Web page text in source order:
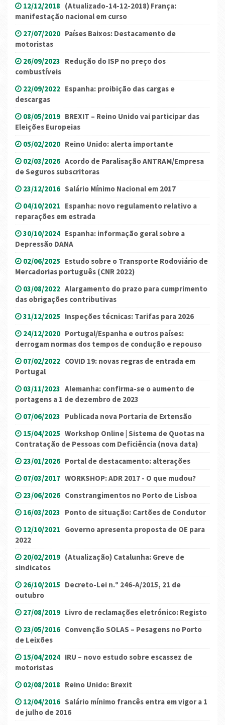
12/12/2018 (Atualizado-14-12-2018) França:
manifestação nacional em curso
27/07/2020 Países Baixos: Destacamento de
motoristas
26/09/2023 Redução do ISP no preço dos
combustíveis
22/09/2022 Espanha: proibição das cargas e
descargas
08/05/2019 BREXIT – Reino Unido vai participar das
Eleições Europeias
05/02/2020 Reino Unido: alerta importante
02/03/2026 Acordo de Paralisação ANTRAM/Empresa
de Seguros subscritoras
23/12/2016 Salário Mínimo Nacional em 2017
04/10/2021 Espanha: novo regulamento relativo a
reparações em estrada
30/10/2024 Espanha: informação geral sobre a
Depressão DANA
02/06/2025 Estudo sobre o Transporte Rodoviário de
Mercadorias português (CNR 2022)
03/08/2022 Alargamento do prazo para cumprimento
das obrigações contributivas
31/12/2025 Inspeções técnicas: Tarifas para 2026
24/12/2020 Portugal/Espanha e outros países:
derrogam normas dos tempos de condução e repouso
07/02/2022 COVID 19: novas regras de entrada em
Portugal
03/11/2023 Alemanha: confirma-se o aumento de
portagens a 1 de dezembro de 2023
07/06/2023 Publicada nova Portaria de Extensão
15/04/2025 Workshop Online | Sistema de Quotas na
Contratação de Pessoas com Deficiência (nova data)
23/01/2026 Portal de destacamento: alterações
07/03/2017 WORKSHOP: ADR 2017 - O que mudou?
23/06/2026 Constrangimentos no Porto de Lisboa
16/03/2023 Ponto de situação: Cartões de Condutor
12/10/2021 Governo apresenta proposta de OE para
2022
20/02/2019 (Atualização) Catalunha: Greve de
sindicatos
26/10/2015 Decreto-Lei n.º 246-A/2015, 21 de
outubro
27/08/2019 Livro de reclamações eletrónico: Registo
23/05/2016 Convenção SOLAS – Pesagens no Porto
de Leixões
15/04/2024 IRU – novo estudo sobre escassez de
motoristas
02/08/2018 Reino Unido: Brexit
12/04/2016 Salário mínimo francês entra em vigor a 1
de julho de 2016